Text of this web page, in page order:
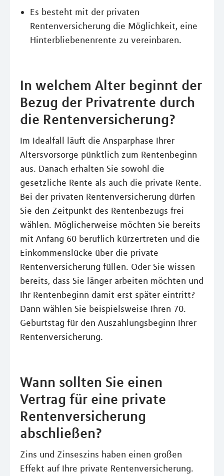
Es besteht mit der privaten
Rentenversicherung die Möglichkeit, eine
Hinterbliebenenrente zu vereinbaren.
In welchem Alter beginnt der
Bezug der Privatrente durch
die Rentenversicherung?
Im Idealfall läuft die Ansparphase Ihrer
Altersvorsorge pünktlich zum Rentenbeginn
aus. Danach erhalten Sie sowohl die
gesetzliche Rente als auch die private Rente.
Bei der privaten Rentenversicherung dürfen
Sie den Zeitpunkt des Rentenbezugs frei
wählen. Möglicherweise möchten Sie bereits
mit Anfang 60 beruflich kürzertreten und die
Einkommenslücke über die private
Rentenversicherung füllen. Oder Sie wissen
bereits, dass Sie länger arbeiten möchten und
Ihr Rentenbeginn damit erst später eintritt?
Dann wählen Sie beispielsweise Ihren 70.
Geburtstag für den Auszahlungsbeginn Ihrer
Rentenversicherung.
Wann sollten Sie einen
Vertrag für eine private
Rentenversicherung
abschließen?
Zins und Zinseszins haben einen großen
Effekt auf Ihre private Rentenversicherung.